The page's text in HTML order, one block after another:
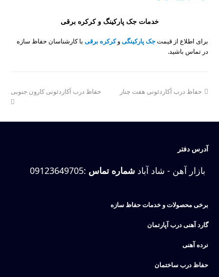
خدمات جک پارکینگ و کرکره برقی
برای اطلاع از قیمتجک پارکینگیوکرکره برقی با کارشناسان حفاظ سازه
در تماس باشید.
previous
حفاظ درب آکاردئونی هفت چنار
next
حفاظ درب آکاردئونی کارون جنوبی
آدرس دفتر
بازار آهن - شاد آبادشماره تماس :
09123649705
برخی محصولات و خدمات حفاظ سازه
گارد آهنی درب آپارتمان
نرده آهنی
حفاظ درب ساختمان